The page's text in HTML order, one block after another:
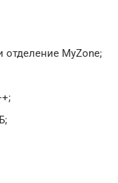
отделение MyZone;